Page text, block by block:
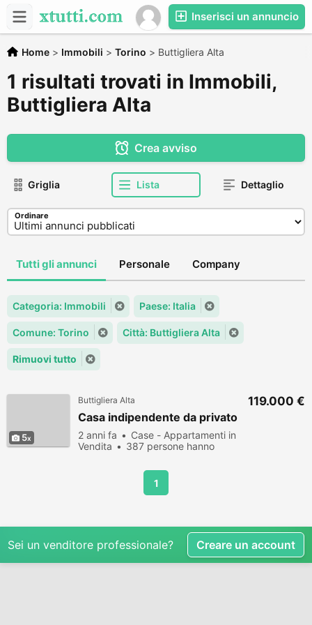
Inserisci un annuncio
Home > Immobili > Torino > Buttigliera Alta
1 risultati trovati in Immobili,
Buttigliera Alta
Crea avviso
Griglia Lista Dettaglio
Ordinare
Tutti gli annunci Personale Company
Categoria: Immobili Paese: Italia
Comune: Torino Città: Buttigliera Alta
Rimuovi tutto
5
Buttigliera Alta
Casa indipendente da privato
2 anni fa
Case - Appartamenti in
Vendita
387 persone hanno
119.000 €
1
Sei un venditore professionale? Creare un account